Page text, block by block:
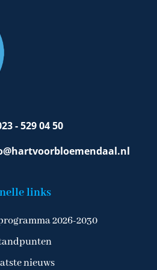
- 529 04 50
links
2026-2030
nieuws